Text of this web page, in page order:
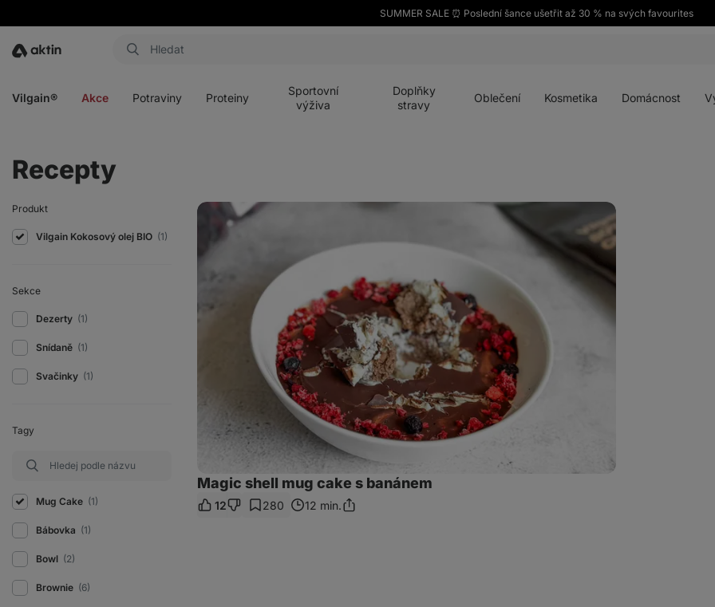
SUMMER SALE ⏰ Poslední šance ušetřit až 30 % na svých favourites
Aktin
Vilgain® Akce Potraviny Proteiny
Sportovní
výživa
Doplňky
stravy
Oblečení Kosmetika Domácnost
Recepty
Produkt
Vilgain Kokosový olej BIO (1)
Sekce
Dezerty (1)
Snídaně (1)
Svačinky (1)
Tagy
Mug Cake (1)
Bábovka (1)
Bowl (2)
Brownie (6)
Magic
Magic shell mug cake s banánem
12 280 12 min.Sdílet